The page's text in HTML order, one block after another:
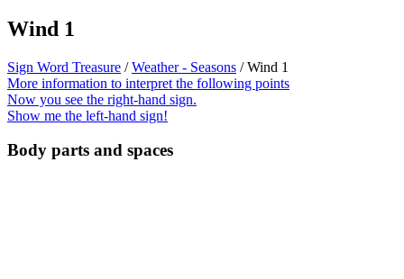
Wind 1
Sign Word Treasure /Weather - Seasons / Wind 1
More information to interpret the following points
Now you see the right-hand sign.
Show me the left-hand sign!
Body parts and spaces